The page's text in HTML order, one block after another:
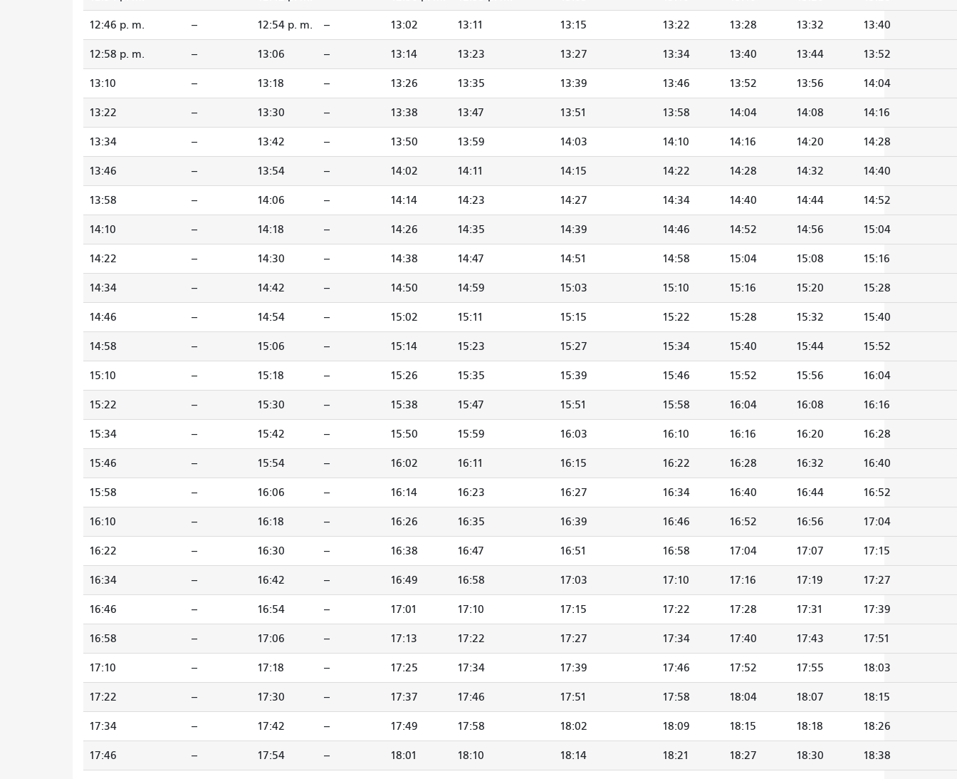
12:46 p. m. -- 12:54 p. m. -- 13:02 13:11 13:15 13:22 13:28 13:32 13:40
12:58 p. m. -- 13:06 -- 13:14 13:23 13:27 13:34 13:40 13:44 13:52
13:10 -- 13:18 -- 13:26 13:35 13:39 13:46 13:52 13:56 14:04
13:22 -- 13:30 -- 13:38 13:47 13:51 13:58 14:04 14:08 14:16
13:34 -- 13:42 -- 13:50 13:59 14:03 14:10 14:16 14:20 14:28
13:46 -- 13:54 -- 14:02 14:11 14:15 14:22 14:28 14:32 14:40
13:58 -- 14:06 -- 14:14 14:23 14:27 14:34 14:40 14:44 14:52
14:10 -- 14:18 -- 14:26 14:35 14:39 14:46 14:52 14:56 15:04
14:22 -- 14:30 -- 14:38 14:47 14:51 14:58 15:04 15:08 15:16
14:34 -- 14:42 -- 14:50 14:59 15:03 15:10 15:16 15:20 15:28
14:46 -- 14:54 -- 15:02 15:11 15:15 15:22 15:28 15:32 15:40
14:58 -- 15:06 -- 15:14 15:23 15:27 15:34 15:40 15:44 15:52
15:10 -- 15:18 -- 15:26 15:35 15:39 15:46 15:52 15:56 16:04
15:22 -- 15:30 -- 15:38 15:47 15:51 15:58 16:04 16:08 16:16
15:34 -- 15:42 -- 15:50 15:59 16:03 16:10 16:16 16:20 16:28
15:46 -- 15:54 -- 16:02 16:11 16:15 16:22 16:28 16:32 16:40
15:58 -- 16:06 -- 16:14 16:23 16:27 16:34 16:40 16:44 16:52
16:10 -- 16:18 -- 16:26 16:35 16:39 16:46 16:52 16:56 17:04
16:22 -- 16:30 -- 16:38 16:47 16:51 16:58 17:04 17:07 17:15
16:34 -- 16:42 -- 16:49 16:58 17:03 17:10 17:16 17:19 17:27
16:46 -- 16:54 -- 17:01 17:10 17:15 17:22 17:28 17:31 17:39
16:58 -- 17:06 -- 17:13 17:22 17:27 17:34 17:40 17:43 17:51
17:10 -- 17:18 -- 17:25 17:34 17:39 17:46 17:52 17:55 18:03
17:22 -- 17:30 -- 17:37 17:46 17:51 17:58 18:04 18:07 18:15
17:34 -- 17:42 -- 17:49 17:58 18:02 18:09 18:15 18:18 18:26
17:46 -- 17:54 -- 18:01 18:10 18:14 18:21 18:27 18:30 18:38